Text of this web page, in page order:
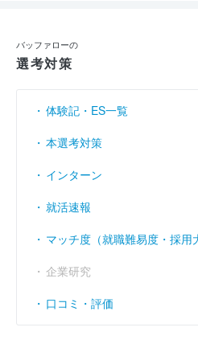
バッファローの
選考対策
体験記・ES一覧
本選考対策
インターン
就活速報
マッチ度（就職難易度・採用
企業研究
口コミ・評価